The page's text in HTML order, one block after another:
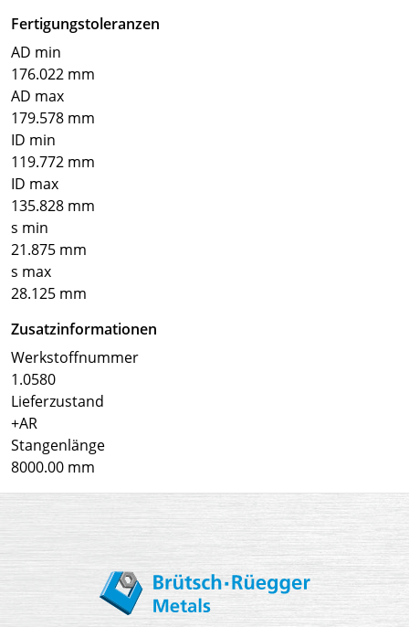
Fertigungstoleranzen
AD min
176.022 mm
AD max
179.578 mm
ID min
119.772 mm
ID max
135.828 mm
s min
21.875 mm
s max
28.125 mm
Zusatzinformationen
Werkstoffnummer
1.0580
Lieferzustand
+AR
Stangenlänge
8000.00 mm